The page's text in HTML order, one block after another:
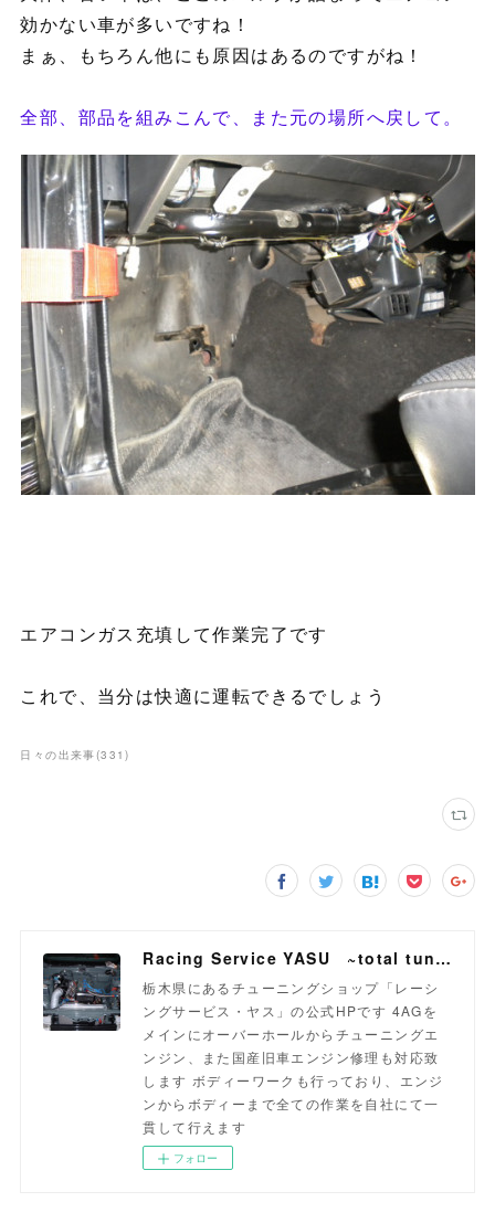
効かない車が多いですね！
まぁ、もちろん他にも原因はあるのですがね！
全部、部品を組みこんで、また元の場所へ戻して。
エアコンガス充填して作業完了です
これで、当分は快適に運転できるでしょう
日々の出来事(331)
Racing Service YASU ~total tuning proshop~
栃木県にあるチューニングショップ「レーシ
ングサービス・ヤス」の公式HPです 4AGを
メインにオーバーホールからチューニングエ
ンジン、また国産旧車エンジン修理も対応致
します ボディーワークも行っており、エンジ
ンからボディーまで全ての作業を自社にて一
貫して行えます
フォロー